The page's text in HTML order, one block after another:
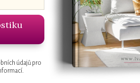
PS: Přestaňte dávat takovou
na řešení, jak to udělat, aby se
ale to neznamená, že se kvůli
interiéry vám s tím pomůžou.
údajů pro